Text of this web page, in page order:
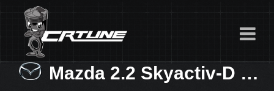
Mazda 2.2 Skyactiv-D 175ch